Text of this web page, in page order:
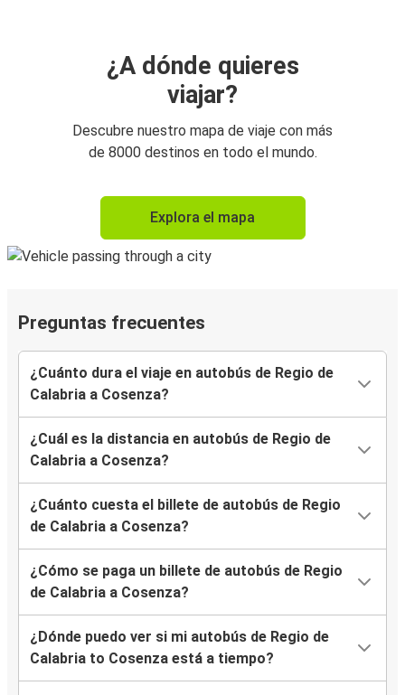
¿A dónde quieres
viajar?
Descubre nuestro mapa de viaje con más
de 8000 destinos en todo el mundo.
Explora el mapa
Preguntas frecuentes
¿Cuánto dura el viaje en autobús de Regio de
Calabria a Cosenza?
¿Cuál es la distancia en autobús de Regio de
Calabria a Cosenza?
¿Cuánto cuesta el billete de autobús de Regio
de Calabria a Cosenza?
¿Cómo se paga un billete de autobús de Regio
de Calabria a Cosenza?
¿Dónde puedo ver si mi autobús de Regio de
Calabria to Cosenza está a tiempo?